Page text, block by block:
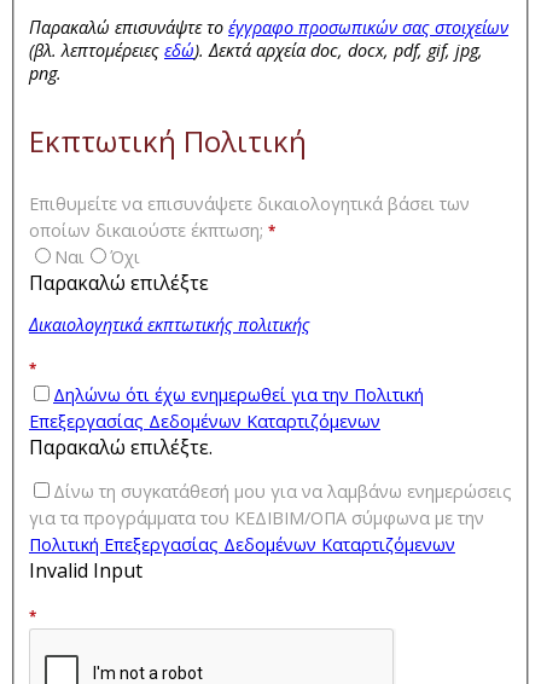
Παρακαλώ επισυνάψτε το έγγραφο προσωπικών σας στοιχείων
(βλ. λεπτομέρειες εδώ). Δεκτά αρχεία doc, docx, pdf, gif, jpg,
png.
Εκπτωτική Πολιτική
Επιθυμείτε να επισυνάψετε δικαιολογητικά βάσει των
οποίων δικαιούστε έκπτωση; *
Ναι Όχι
Παρακαλώ επιλέξτε
Δικαιολογητικά εκπτωτικής πολιτικής
*
Δηλώνω ότι έχω ενημερωθεί για την Πολιτική
Επεξεργασίας Δεδομένων Καταρτιζόμενων
Παρακαλώ επιλέξτε.
Δίνω τη συγκατάθεσή μου για να λαμβάνω ενημερώσεις
για τα προγράμματα του ΚΕΔΙΒΙΜ/ΟΠΑ σύμφωνα με την
Πολιτική Επεξεργασίας Δεδομένων Καταρτιζόμενων
Invalid Input
*